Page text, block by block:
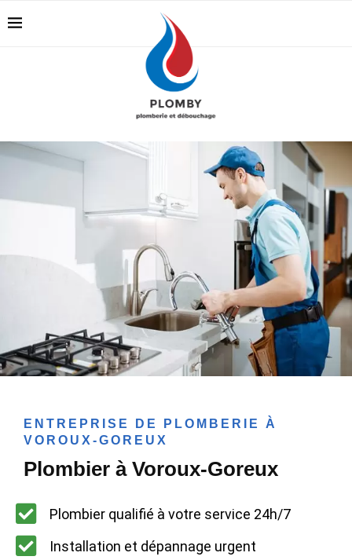
ENTREPRISE DE PLOMBERIE À
VOROUX-GOREUX
Plombier à Voroux-Goreux
Plombier qualifié à votre service 24h/7
Installation et dépannage urgent